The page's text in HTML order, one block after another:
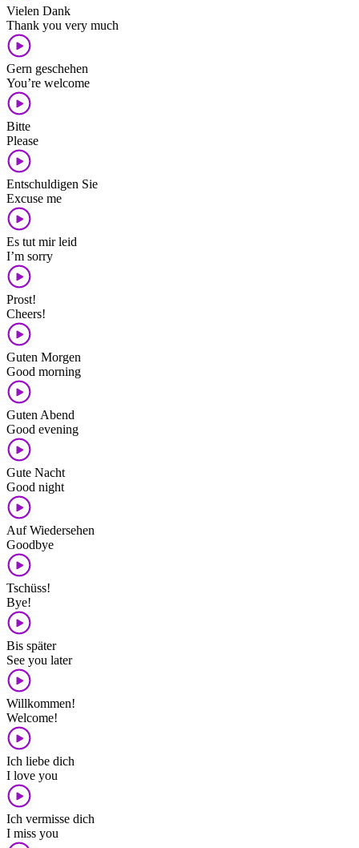
Vielen Dank
Thank you very much
Gern geschehen
You’re welcome
Bitte
Please
Entschuldigen Sie
Excuse me
Es tut mir leid
I’m sorry
Prost!
Cheers!
Guten Morgen
Good morning
Guten Abend
Good evening
Gute Nacht
Good night
Auf Wiedersehen
Goodbye
Tschüss!
Bye!
Bis später
See you later
Willkommen!
Welcome!
Ich liebe dich
I love you
Ich vermisse dich
I miss you